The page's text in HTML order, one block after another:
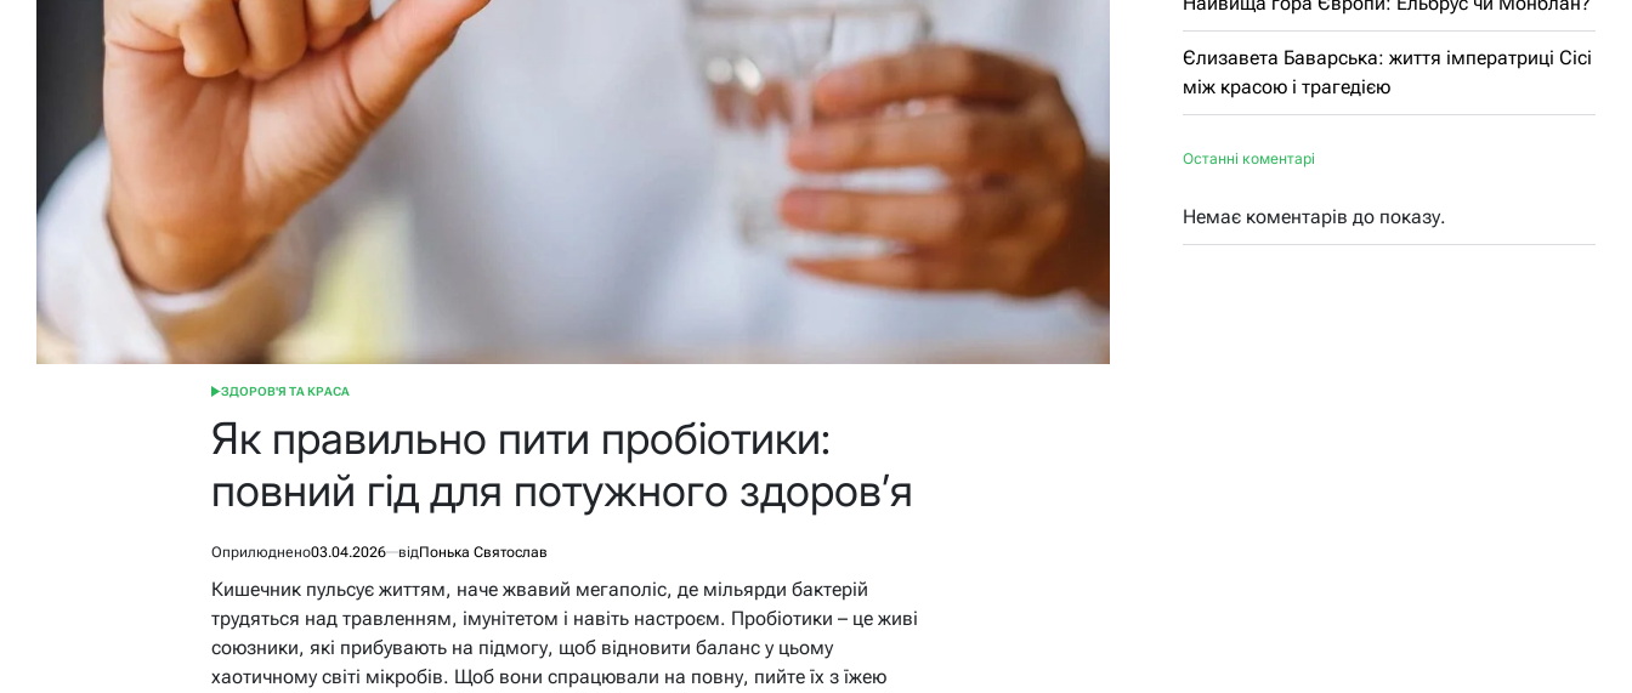
ОПУБЛІКУВАТИ
ЗДОРОВ'Я ТА КРАСА
Як правильно пити пробіотики:
повний гід для потужного здоров’я
Оприлюднено03.04.2026 відПонька Святослав
Кишечник пульсує життям, наче жвавий мегаполіс, де мільярди бактерій
трудяться над травленням, імунітетом і навіть настроєм. Пробіотики – це живі
союзники, які прибувають на підмогу, щоб відновити баланс у цьому
хаотичному світі мікробів. Щоб вони спрацювали на повну, пийте їх з їжею
Єлизавета Баварська: життя імператриці Сісі
між красою і трагедією
Останні коментарі
Немає коментарів до показу.